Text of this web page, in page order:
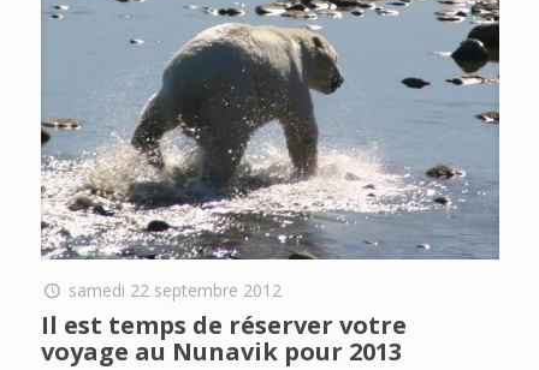
samedi 22 septembre 2012
Il est temps de réserver votre
voyage au Nunavik pour 2013